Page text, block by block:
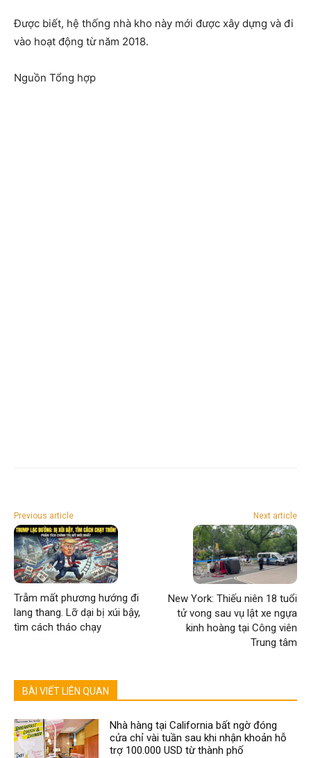
Được biết, hệ thống nhà kho này mới được xây dựng và đi
vào hoạt động từ năm 2018.
Nguồn Tổng hợp
Previous article
Trẫm mất phương hướng đi
lang thang. Lỡ dại bị xúi bậy,
tìm cách tháo chạy
Next article
New York: Thiếu niên 18 tuổi
tử vong sau vụ lật xe ngựa
kinh hoàng tại Công viên
Trung tâm
BÀI VIẾT LIÊN QUAN
Nhà hàng tại California bất ngờ đóng
cửa chỉ vài tuần sau khi nhận khoản hỗ
trợ 100.000 USD từ thành phố